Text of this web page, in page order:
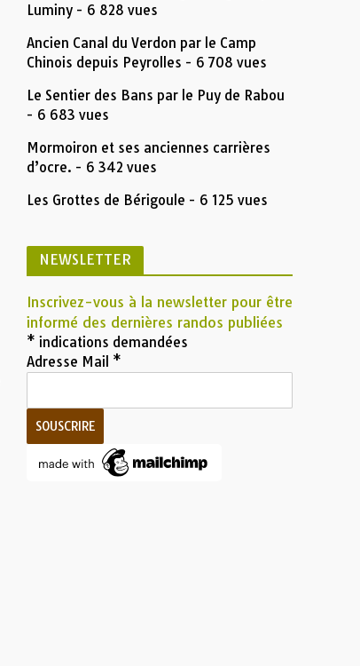
Luminy - 6 828 vues
Ancien Canal du Verdon par le Camp
Chinois depuis Peyrolles - 6 708 vues
Le Sentier des Bans par le Puy de Rabou
- 6 683 vues
Mormoiron et ses anciennes carrières
d’ocre. - 6 342 vues
Les Grottes de Bérigoule - 6 125 vues
NEWSLETTER
Inscrivez-vous à la newsletter pour être
informé des dernières randos publiées
* indications demandées
Adresse Mail *